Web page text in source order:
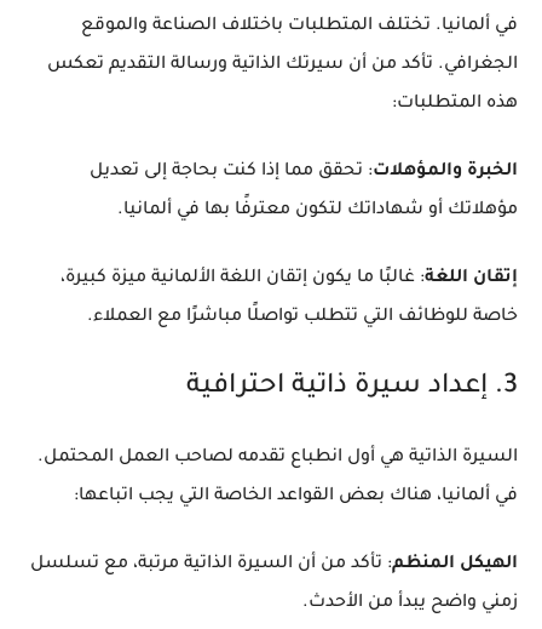
في ألمانيا. تختلف المتطلبات باختلاف الصناعة والموقع
الجغرافي. تأكد من أن سيرتك الذاتية ورسالة التقديم تعكس
هذه المتطلبات:
الخبرة والمؤهلات: تحقق مما إذا كنت بحاجة إلى تعديل
مؤهلاتك أو شهاداتك لتكون معترفًا بها في ألمانيا.
إتقان اللغة: غالبًا ما يكون إتقان اللغة الألمانية ميزة كبيرة،
خاصة للوظائف التي تتطلب تواصلًا مباشرًا مع العملاء.
3. إعداد سيرة ذاتية احترافية
السيرة الذاتية هي أول انطباع تقدمه لصاحب العمل المحتمل.
في ألمانيا، هناك بعض القواعد الخاصة التي يجب اتباعها:
الهيكل المنظم: تأكد من أن السيرة الذاتية مرتبة، مع تسلسل
زمني واضح يبدأ من الأحدث.